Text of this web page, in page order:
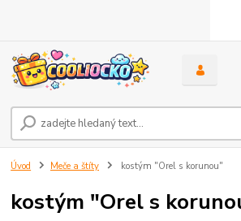
Úvod Meče a štíty kostým "Orel s korunou"
kostým "Orel s